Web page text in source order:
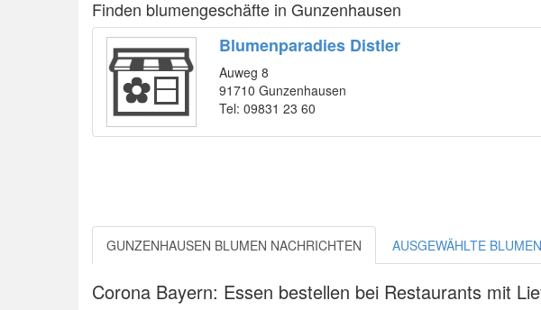
Finden blumengeschäfte in Gunzenhausen
Blumenparadies Distler
Auweg 8
91710 Gunzenhausen
Tel: 09831 23 60
GUNZENHAUSEN BLUMEN NACHRICHTEN AUSGEWÄHLTE
Corona Bayern: Essen bestellen bei Restaurants mit